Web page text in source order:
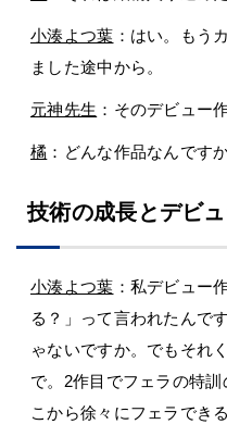
小湊よつ葉 ：はい。もう
ました途中から。
元神先生 ：そのデビュー
橘 ：どんな作品なんです
技術の成長とデビ
小湊よつ葉 ：私デビュー
る？」って言われたんで
ゃないですか。でもそれ
で。2作目でフェラの特
こから徐々にフェラでき